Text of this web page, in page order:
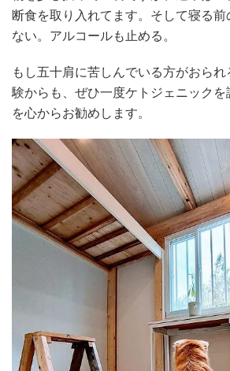
断食を取り入れてます。そして寝る
ない。アルコールも止める。
もし五十肩に苦しんでいる方がおら
験からも、ぜひ一度ケトジェニック
を心からお勧めします。